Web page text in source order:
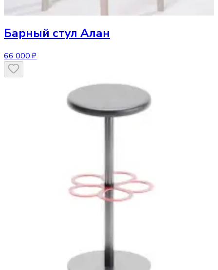
Барный стул Алан
66 000 ₽